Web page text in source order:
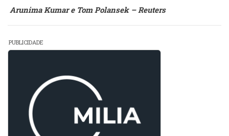
Arunima Kumar e Tom Polansek – Reuters
PUBLICIDADE